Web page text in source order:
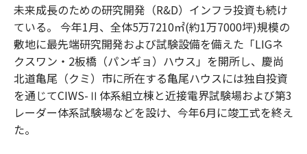
未来成長のための研究開発（R&D）インフラ投資も続け
ている。 今年1月、全体5万7210㎡(約1万7000坪)規模の
敷地に最先端研究開発および試験設備を備えた「LIGネ
クスワン・2板橋（パンギョ）ハウス」を開所し、慶尚
北道亀尾（クミ）市に所在する亀尾ハウスには独自投資
を通じてCIWS-Ⅱ体系組立棟と近接電界試験場および第3
レーダー体系試験場などを設け、今年6月に竣工式を終え
た。